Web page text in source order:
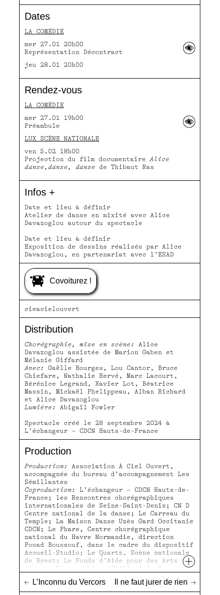
cieacielouvert
Distribution
Chorégraphie, mise en scène:
Alice
Davazoglou assistée de Marion Gaben et
Mélanie Giffard
Avec:
Gaëlle Bourges, Lou Cantor, Bruce
Chiefare, Nathalie Hervé, Marc Lacourt,
Bérénice Legrand, Xavier Lot, Béatrice
Massin, Mickaël Phelippeau, Alban Richard
et Alice Davazoglou
Lumière:
Abigaïl Fowler
Spectacle créé le 28 septembre 2024 à
L’échangeur – CDCN Hauts-de-France
Production
Production:
Association À Ciel Ouvert,
accompagnée du bureau d’accompagnement Les
Sémillantes
Coproduction:
L’échangeur – CDCN Hauts-de-
France; les Rencontres chorégraphiques
internationales de Seine-Saint-Denis; CN D
Centre national de la danse; Le Carreau du
Temple; La Maison Danse Uzès Gard Occitanie
CDCN; Le Phare, Centre chorégraphique
national du Havre Normandie, direction
Fouad Boussouf, dans le cadre du dispositif
Accueil-Studio; Le Quartz, Scène nationale
de Brest; Le Fonds d’Aide pour des Arts
vivants Responsables (FAAR); Anis Gras - le
Val-de-Marne
Soutiens:La Maison des Métallos; le Centre
+
Dates
LA COMÉDIE
mer 27.01 20h00
Représentation Décontract
jeu 28.01 20h00
Rendez-vous
LA COMÉDIE
mer 27.01 19h00
Préambule
LUX SCÈNE NATIONALE
ven 5.02 18h00
Projection du film documentaireAlice
danse,danse, danse de Thibaut Ras
Infos +
Date et lieu à définir
Atelier de danse en mixité avec Alice
Davazoglou autour du spectacle
Date et lieu à définir
Exposition de dessins réalisés par Alice
Davazoglou, en partenariat avec l’ESAD
Covoiturez !
← L’Inconnu du Vercors Il ne faut jurer de rien →